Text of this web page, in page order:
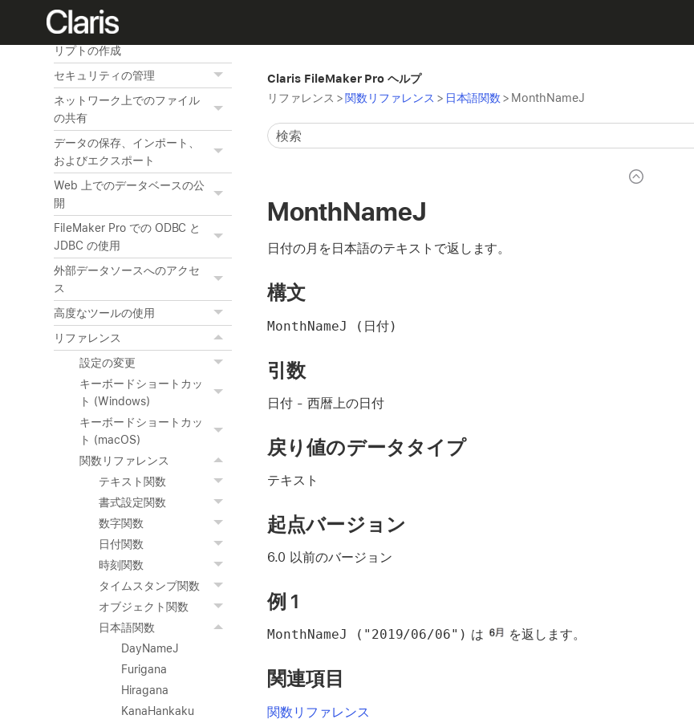
データからのグラフの作成
作業を自動化するためのスク
リプトの作成
セキュリティの管理
ネットワーク上でのファイル
の共有
データの保存、インポート、
およびエクスポート
Web 上でのデータベースの公
開
FileMaker Pro での ODBC と
JDBC の使用
外部データソースへのアクセ
ス
高度なツールの使用
リファレンス
設定の変更
キーボードショートカッ
ト (Windows)
キーボードショートカッ
ト (macOS)
関数リファレンス
テキスト関数
書式設定関数
数字関数
日付関数
時刻関数
タイムスタンプ関数
オブジェクト関数
日本語関数
DayNameJ
Furigana
Hiragana
KanaHankaku
Claris FileMaker Pro ヘルプ
リファレンス >関数リファレンス > 日本語関数 > MonthNameJ
MonthNameJ
日付の月を日本語のテキストで返します。
構文
MonthNameJ (日付)
引数
日付 - 西暦上の日付
戻り値のデータタイプ
テキスト
起点バージョン
6.0 以前のバージョン
例 1
MonthNameJ ("2019/06/06") は を返します。
関連項目
関数リファレンス